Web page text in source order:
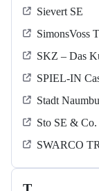
Sievert SE
SimonsVoss
SKZ – Das
SPIEL-IN
Stadt
Sto SE &
SWARCO